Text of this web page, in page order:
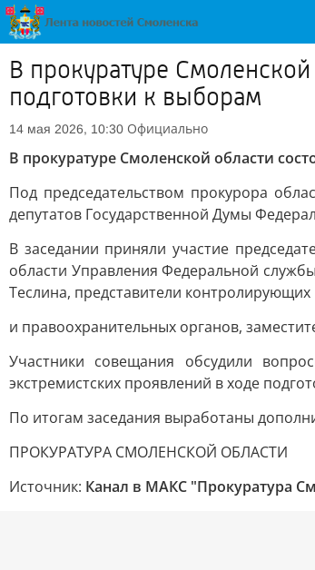
В прокуратуре
подготовки к выборам
14 мая 2026, 10:30 Официально
В прокуратуре Смоленской области
Под председательством прокурора
депутатов Государственной Думы
В заседании приняли участие
области Управления Федеральной
Теслина, представители контролирующих
и правоохранительных органов,
Участники совещания обсудили
экстремистских проявлений в ходе
По итогам заседания выработаны
ПРОКУРАТУРА СМОЛЕНСКОЙ ОБЛАСТИ
Источник: Канал в МАКС "Прокуратура